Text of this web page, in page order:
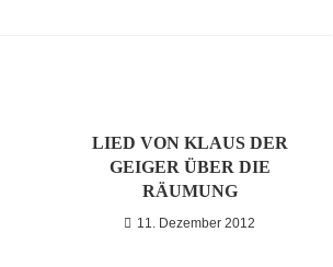
LIED VON KLAUS DER
GEIGER ÜBER DIE
RÄUMUNG
11. Dezember 2012